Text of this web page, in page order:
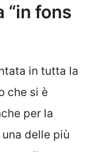
“in fons
in tutta la
che si è
per la
delle più